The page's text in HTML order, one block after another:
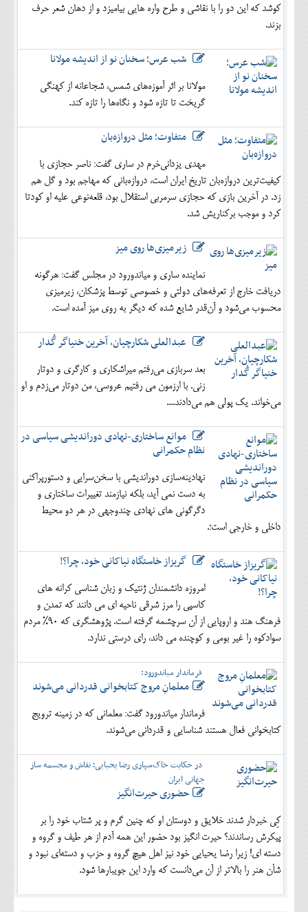
کوشد که این دو را با نقاشی و طرح واره هایی بیامیزد و از دهان شعر حرف
بزند.
شب عرس؛ سخنان نو از اندیشه مولانا
مولانا بر اثر آموزه‌های شمس، شجاعانه از کهنگی
گریخت تا تازه شود و نگاه‌ها را تازه کند.
متفاوت؛ مثل دروازه‌بان
مهدی یزدانی‌خرم در ساری گفت: ناصر حجازی با
کیفیت‌ترین دروازه‌بان تاریخ ایران است، دروازه‌بانی که مهاجم بود و گل هم
زد. در آخرین بازی که حجازی سرمربی استقلال بود، قلعه‌نوعی علیه او کودتا
کرد و موجب برکناریش شد.
زیرمیزی‌ها روی میز
نماینده ساری و میاندورود در مجلس گفت: هرگونه
دریافت خارج از تعرفه‌های دولتی و خصوصی توسط پزشکان، زیرمیزی
محسوب می‌شود و آن‌قدر شایع شده که دیگر به روی میز آمده است.
عبدالعلی شکارچیان، آخرین خنیاگر گُدار
بعد سربازی می‌رفتم میراشکاری و کارگری و دوتار
زنی. با ارزمون می رفتیم عروسی، من دوتار می‌زدم و او
می‌خواند. یک پولی هم می‌دادند....
موانع ساختاری-نهادی دوراندیشی سیاسی در
نظام حکمرانی
نهادینه‌سازی دوراندیشی با سخن‌سرایی و دستورپراکنی
به دست نمی آید، بلکه نیازمند تغییرات ساختاری و
دگرگونی های نهادی چندوجهی در هر دو محیط
داخلی و خارجی است؛.
گریزاز خاستگاه نیاکانی خود، چرا؟!
امروزه دانشمندان ژنتیک و زبان شناسی کرانه های
کاسپی را مرز شرقی ناحیه ای می دانند که تمدن و
فرهنگ هند و اروپایی از آن سرچشمه گرفته است. پژوهشگری که 90% مردم
سوادکوه را غیر بومی و کوچنده می داند، رای درستی ندارد.
فرماندار میاندورود:
معلمانِ مروج کتابخوانی قدردانی می‌شوند
فرماندار میاندورود گفت: معلمانی که در زمینه ترویج
کتابخوانی فعال هستند شناسایی و قدردانی می‌شوند.
در حکایت خاک‌سپاری رضا یحیایی؛ نقاش و مجسمه ساز
جهانی ایران
حضوری حیرت‌انگیز
کِی خبردار شدند خلایق و دوستان او که چنین گرم و پر شتاب خود را بر
پیکرش رساندند؟ حیرت انگیز بود حضور این همه آدم از هر طیف و گروه و
دسته ای! زیرا رضا یحیایی خود نیز اهل هیچ گروه و حزب و دسته‌ای نبود و
شأن هنر را بالاتر از آن می‌دانست که وارد این جویبارها شود.